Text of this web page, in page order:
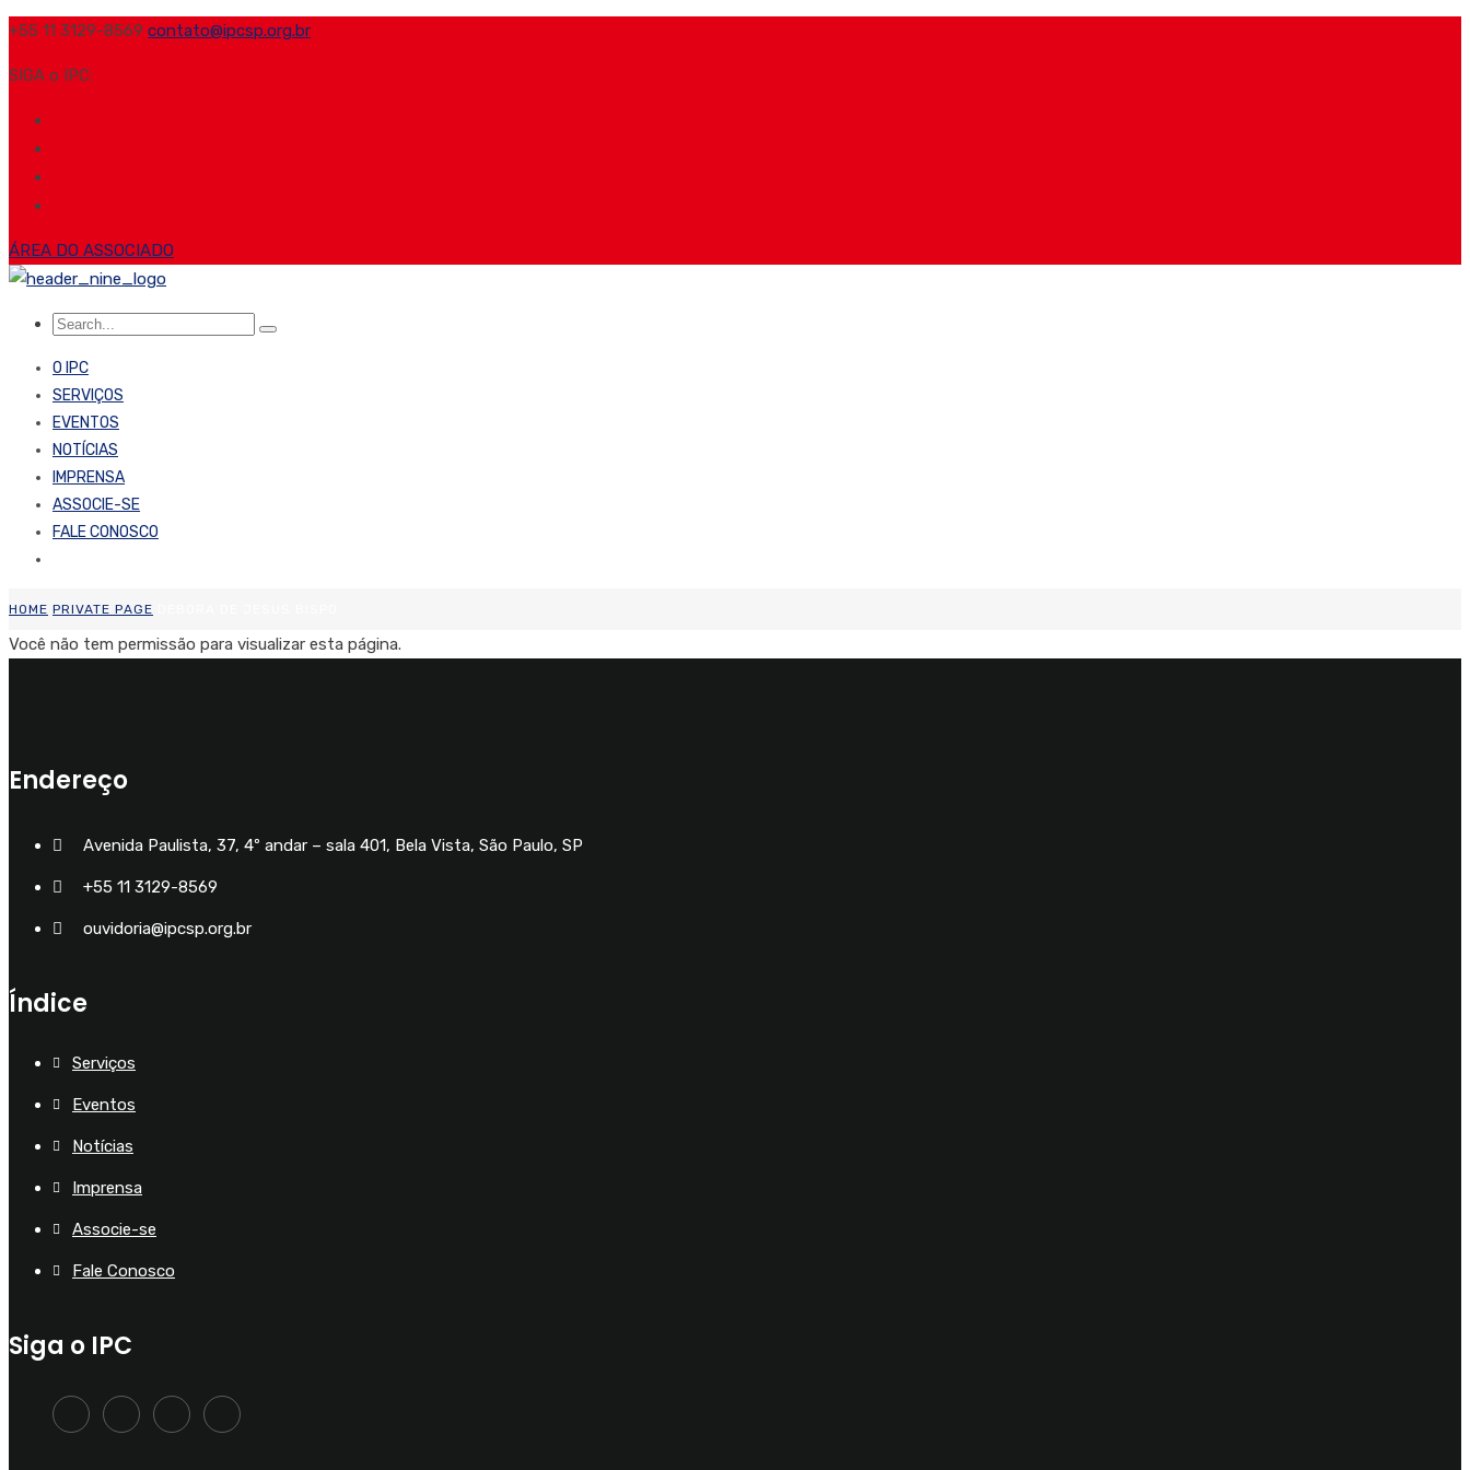
+55 11 3129-8569 contato@ipcsp.org.br
SIGA o IPC:
ÁREA DO ASSOCIADO
O IPC
SERVIÇOS
EVENTOS
NOTÍCIAS
IMPRENSA
ASSOCIE-SE
FALE CONOSCO
HOME PRIVATE PAGE
Você não tem permissão para visualizar esta página.
Endereço
Avenida Paulista, 37, 4º andar – sala 401, Bela Vista, São Paulo, SP
+55 11 3129-8569
ouvidoria@ipcsp.org.br
Índice
Serviços
Eventos
Notícias
Imprensa
Associe-se
Fale Conosco
Siga o IPC